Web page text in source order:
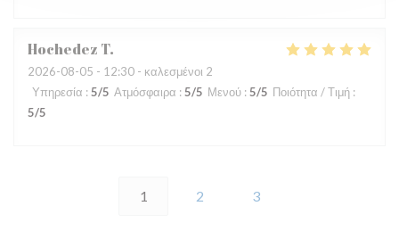
Hochedez T
2026-08-05 - 12:30 - καλεσμένοι 2
Υπηρεσία : 5/5 Ατμόσφαιρα : 5/5 Μενού : 5/5 Ποιότητα / Τιμή :
5/5
1 2 3